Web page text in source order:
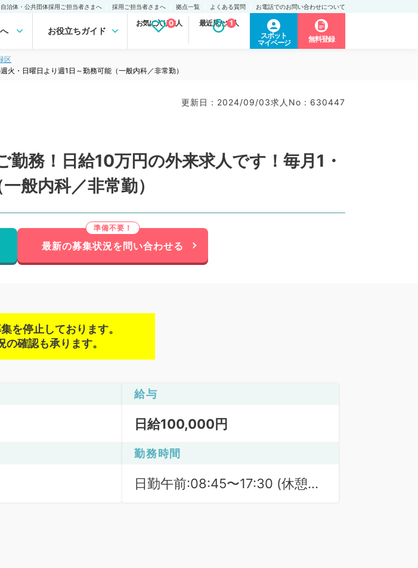
自治体・公共団体採用ご担当者さまへ 採用ご担当者さまへ 拠点一覧 よくある質問 お電話でのお問い合わせについて
お役立ちガイド
お気に入り求人
0 最近見た求人
1
スポット
マイページ
無料登録
区
・日曜日より週1日～勤務可能（一般内科／非常勤）
更新日 : 2024/09/03求人No : 630447
務！日給10万円の外来求人です！毎月1・
般内科／非常勤）
最新の募集状況を問い合わせる
を停止しております。
の確認も承ります。
給与
日給100,000円
勤務時間
日勤午前:08:45〜17:30 (休憩時